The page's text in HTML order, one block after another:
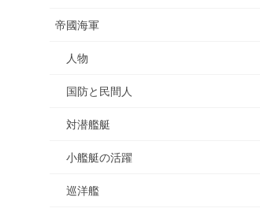
帝國海軍
人物
国防と民間人
対潜艦艇
小艦艇の活躍
巡洋艦